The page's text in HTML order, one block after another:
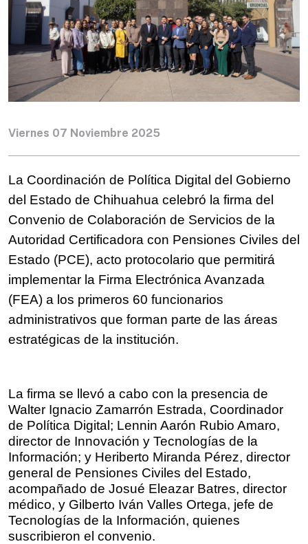
Viernes 07 Noviembre 2025
La Coordinación de Política Digital del Gobierno
del Estado de Chihuahua celebró la firma del
Convenio de Colaboración de Servicios de la
Autoridad Certificadora con Pensiones Civiles del
Estado (PCE), acto protocolario que permitirá
implementar la Firma Electrónica Avanzada
(FEA) a los primeros 60 funcionarios
administrativos que forman parte de las áreas
estratégicas de la institución.
La firma se llevó a cabo con la presencia de
Walter Ignacio Zamarrón Estrada, Coordinador
de Política Digital; Lennin Aarón Rubio Amaro,
director de Innovación y Tecnologías de la
Información; y Heriberto Miranda Pérez, director
general de Pensiones Civiles del Estado,
acompañado de Josué Eleazar Batres, director
médico, y Gilberto Iván Valles Ortega, jefe de
Tecnologías de la Información, quienes
suscribieron el convenio.